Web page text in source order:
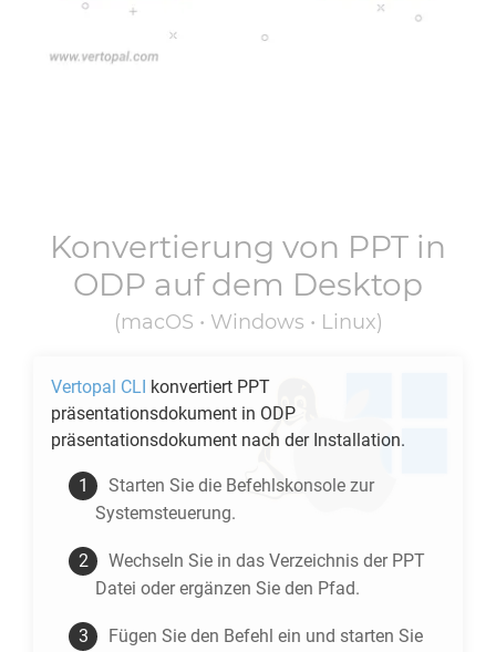
Konvertierung von PPT in
ODP auf dem Desktop
(macOS • Windows • Linux)
Vertopal CLI konvertiert PPT
präsentationsdokument in ODP
präsentationsdokument nach der Installation.
Starten Sie die Befehlskonsole zur
Systemsteuerung.
Wechseln Sie in das Verzeichnis der PPT
Datei oder ergänzen Sie den Pfad.
Fügen Sie den Befehl ein und starten Sie